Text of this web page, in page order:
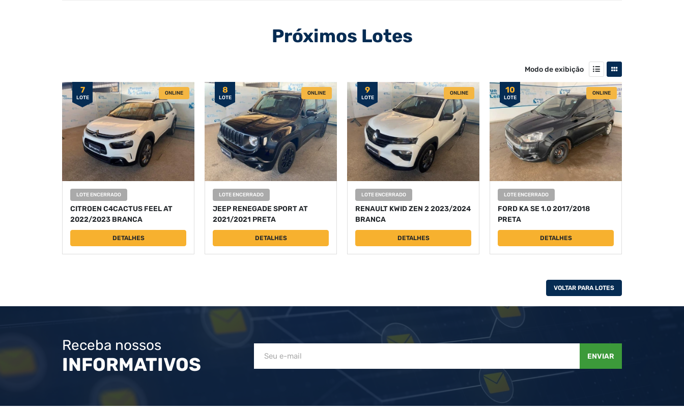
Próximos Lotes
Modo de exibição
7
LOTE
ONLINE
LOTE ENCERRADO
CITROEN C4CACTUS FEEL AT
2022/2023 BRANCA
DETALHES
8
LOTE
ONLINE
LOTE ENCERRADO
JEEP RENEGADE SPORT AT
2021/2021 PRETA
DETALHES
9
LOTE
ONLINE
LOTE ENCERRADO
RENAULT KWID ZEN 2 2023/2024
BRANCA
DETALHES
10
LOTE
ONLINE
LOTE ENCERRADO
FORD KA SE 1.0 2017/2018
PRETA
DETALHES
VOLTAR PARA LOTES
Receba nossos
INFORMATIVOS ENVIAR